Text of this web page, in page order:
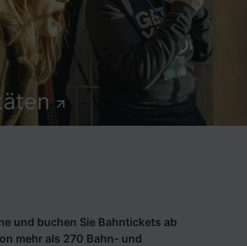
und buchen Sie Bahntickets ab
mehr als 270 Bahn- und